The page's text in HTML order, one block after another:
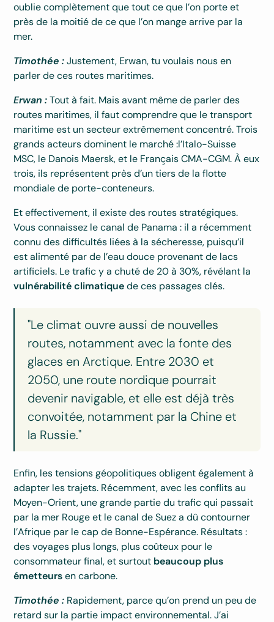
oublie complètement que tout ce que l’on porte et
près de la moitié de ce que l’on mange arrive par la
mer.
Timothée :Justement, Erwan, tu voulais nous en
parler de ces routes maritimes.
Erwan :Tout à fait. Mais avant même de parler des
routes maritimes, il faut comprendre que le transport
maritime est un secteur extrêmement concentré. Trois
grands acteurs dominent le marché :l’Italo-Suisse
MSC, le Danois Maersk, et le Français CMA-CGM. À eux
trois, ils représentent près d’un tiers de la flotte
mondiale de porte-conteneurs.
Et effectivement, il existe des routes stratégiques.
Vous connaissez le canal de Panama : il a récemment
connu des difficultés liées à la sécheresse, puisqu’il
est alimenté par de l’eau douce provenant de lacs
artificiels. Le trafic y a chuté de 20 à 30%, révélant la
vulnérabilité climatiquede ces passages clés.
"Le climat ouvre aussi de nouvelles
routes, notamment avec la fonte des
glaces en Arctique. Entre 2030 et
2050, une route nordique pourrait
devenir navigable, et elle est déjà très
convoitée, notamment par la Chine et
la Russie."
Enfin, les tensions géopolitiques obligent également à
adapter les trajets. Récemment, avec les conflits au
Moyen-Orient, une grande partie du trafic qui passait
par la mer Rouge et le canal de Suez a dû contourner
l’Afrique par le cap de Bonne-Espérance. Résultats :
des voyages plus longs, plus coûteux pour le
consommateur final, et surtout beaucoup plus
émetteursen carbone.
Timothée : Rapidement, parce qu’on prend un peu de
retard sur la partie impact environnemental. J’ai